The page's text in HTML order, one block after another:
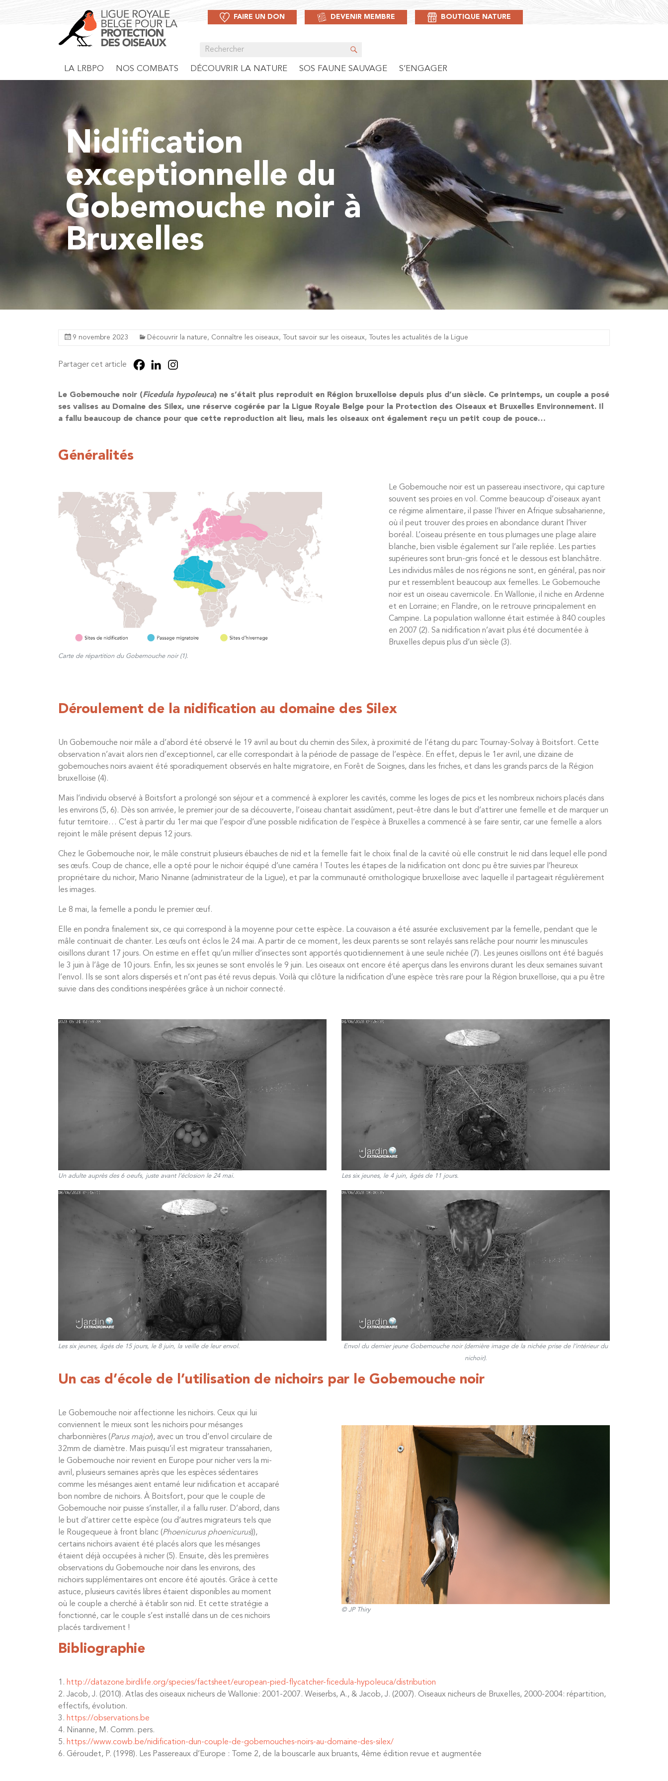
FAIRE UN DON DEVENIR MEMBRE BOUTIQUE NATURE
LA LRBPO NOS COMBATS DÉCOUVRIR LA NATURE SOS FAUNE SAUVAGE S’ENGAGER
Nidification
exceptionnelle du
Gobemouche noir à
Bruxelles
9 novembre 2023 Découvrir la nature, Connaître les oiseaux, Tout savoir sur les oiseaux, Toutes les actualités de la Ligue
Partager cet article
Le Gobemouche noir (Ficedula hypoleuca) ne s’était plus reproduit en Région bruxelloise depuis plus d’un siècle. Ce printemps, un couple a posé
ses valises au Domaine des Silex, une réserve cogérée par la Ligue Royale Belge pour la Protection des Oiseaux et Bruxelles Environnement. Il
a fallu beaucoup de chance pour que cette reproduction ait lieu, mais les oiseaux ont également reçu un petit coup de pouce…
Généralités
Carte de répartition du Gobemouche noir (1).
Le Gobemouche noir est un passereau insectivore, qui capture
souvent ses proies en vol. Comme beaucoup d’oiseaux ayant
ce régime alimentaire, il passe l’hiver en Afrique subsaharienne,
où il peut trouver des proies en abondance durant l’hiver
boréal. L’oiseau présente en tous plumages une plage alaire
blanche, bien visible également sur l’aile repliée. Les parties
supérieures sont brun-gris foncé et le dessous est blanchâtre.
Les individus mâles de nos régions ne sont, en général, pas noir
pur et ressemblent beaucoup aux femelles. Le Gobemouche
noir est un oiseau cavernicole. En Wallonie, il niche en Ardenne
et en Lorraine; en Flandre, on le retrouve principalement en
Campine. La population wallonne était estimée à 840 couples
en 2007 (2). Sa nidification n’avait plus été documentée à
Bruxelles depuis plus d’un siècle (3).
Déroulement de la nidification au domaine des Silex
Un Gobemouche noir mâle a d’abord été observé le 19 avril au bout du chemin des Silex, à proximité de l’étang du parc Tournay-Solvay à Boitsfort. Cette
observation n’avait alors rien d’exceptionnel, car elle correspondait à la période de passage de l’espèce. En effet, depuis le 1er avril, une dizaine de
gobemouches noirs avaient été sporadiquement observés en halte migratoire, en Forêt de Soignes, dans les friches, et dans les grands parcs de la Région
bruxelloise (4).
Mais l’individu observé à Boitsfort a prolongé son séjour et a commencé à explorer les cavités, comme les loges de pics et les nombreux nichoirs placés dans
les environs (5, 6). Dès son arrivée, le premier jour de sa découverte, l’oiseau chantait assidûment, peut-être dans le but d’attirer une femelle et de marquer un
futur territoire… C’est à partir du 1er mai que l’espoir d’une possible nidification de l’espèce à Bruxelles a commencé à se faire sentir, car une femelle a alors
rejoint le mâle présent depuis 12 jours.
Chez le Gobemouche noir, le mâle construit plusieurs ébauches de nid et la femelle fait le choix final de la cavité où elle construit le nid dans lequel elle pond
ses œufs. Coup de chance, elle a opté pour le nichoir équipé d’une caméra ! Toutes les étapes de la nidification ont donc pu être suivies par l’heureux
propriétaire du nichoir, Mario Ninanne (administrateur de la Ligue), et par la communauté ornithologique bruxelloise avec laquelle il partageait régulièrement
les images.
Le 8 mai, la femelle a pondu le premier œuf.
Elle en pondra finalement six, ce qui correspond à la moyenne pour cette espèce. La couvaison a été assurée exclusivement par la femelle, pendant que le
mâle continuait de chanter. Les œufs ont éclos le 24 mai. A partir de ce moment, les deux parents se sont relayés sans relâche pour nourrir les minuscules
oisillons durant 17 jours. On estime en effet qu’un millier d’insectes sont apportés quotidiennement à une seule nichée (7). Les jeunes oisillons ont été bagués
le 3 juin à l’âge de 10 jours. Enfin, les six jeunes se sont envolés le 9 juin. Les oiseaux ont encore été aperçus dans les environs durant les deux semaines suivant
l’envol. Ils se sont alors dispersés et n’ont pas été revus depuis. Voilà qui clôture la nidification d’une espèce très rare pour la Région bruxelloise, qui a pu être
suivie dans des conditions inespérées grâce à un nichoir connecté.
Un adulte auprès des 6 oeufs, juste avant l’éclosion le 24 mai. Les six jeunes, le 4 juin, âgés de 11 jours.
Les six jeunes, âgés de 15 jours, le 8 juin, la veille de leur envol.
Envol du dernier jeune Gobemouche noir (dernière image de la nichée prise de l’intérieur du
nichoir).
Un cas d’école de l’utilisation de nichoirs par le Gobemouche noir
© JP Thiry
Le Gobemouche noir affectionne les nichoirs. Ceux qui lui
conviennent le mieux sont les nichoirs pour mésanges
charbonnières (Parus major), avec un trou d’envol circulaire de
32mm de diamètre. Mais puisqu’il est migrateur transsaharien,
le Gobemouche noir revient en Europe pour nicher vers la mi-
avril, plusieurs semaines après que les espèces sédentaires
comme les mésanges aient entamé leur nidification et accaparé
bon nombre de nichoirs. À Boitsfort, pour que le couple de
Gobemouche noir puisse s’installer, il a fallu ruser. D’abord, dans
le but d’attirer cette espèce (ou d’autres migrateurs tels que
le Rougequeue à front blanc (Phoenicurus phoenicurus)),
certains nichoirs avaient été placés alors que les mésanges
étaient déjà occupées à nicher (5). Ensuite, dès les premières
observations du Gobemouche noir dans les environs, des
nichoirs supplémentaires ont encore été ajoutés. Grâce à cette
astuce, plusieurs cavités libres étaient disponibles au moment
où le couple a cherché à établir son nid. Et cette stratégie a
fonctionné, car le couple s’est installé dans un de ces nichoirs
placés tardivement !
Bibliographie
1. http://datazone.birdlife.org/species/factsheet/european-pied-flycatcher-ficedula-hypoleuca/distribution
2. Jacob, J. (2010). Atlas des oiseaux nicheurs de Wallonie: 2001-2007. Weiserbs, A., & Jacob, J. (2007). Oiseaux nicheurs de Bruxelles, 2000-2004: répartition,
effectifs, évolution.
3. https://observations.be
4. Ninanne, M. Comm. pers.
5. https://www.cowb.be/nidification-dun-couple-de-gobemouches-noirs-au-domaine-des-silex/
6. Géroudet, P. (1998). Les Passereaux d’Europe : Tome 2, de la bouscarle aux bruants, 4ème édition revue et augmentée